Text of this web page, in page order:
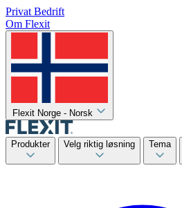
Privat Bedrift
Om Flexit
Flexit Norge - Norsk
Produkter Velg riktig løsning Tema